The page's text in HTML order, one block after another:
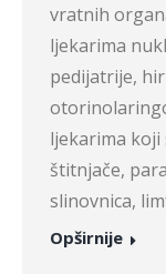
vratnih
ljekarima
pedijatrije,
ljekarima koji
štitnjače,
slinovnica,
Opširnije